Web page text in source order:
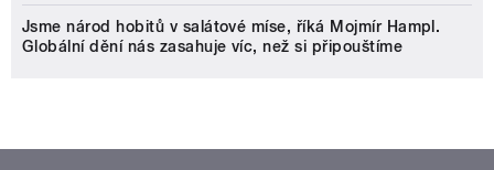
Jsme národ hobitů v salátové míse, říká Mojmír Hampl.
Globální dění nás zasahuje víc, než si připouštíme